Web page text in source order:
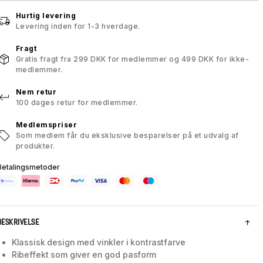
Hurtig levering
Levering inden for 1-3 hverdage.
Fragt
Gratis fragt fra 299 DKK for medlemmer og 499 DKK for ikke-
medlemmer.
Nem retur
100 dages retur for medlemmer.
Medlemspriser
Som medlem får du eksklusive besparelser på et udvalg af
produkter.
Klassisk design med vinkler i kontrastfarve
Ribeffekt som giver en god pasform